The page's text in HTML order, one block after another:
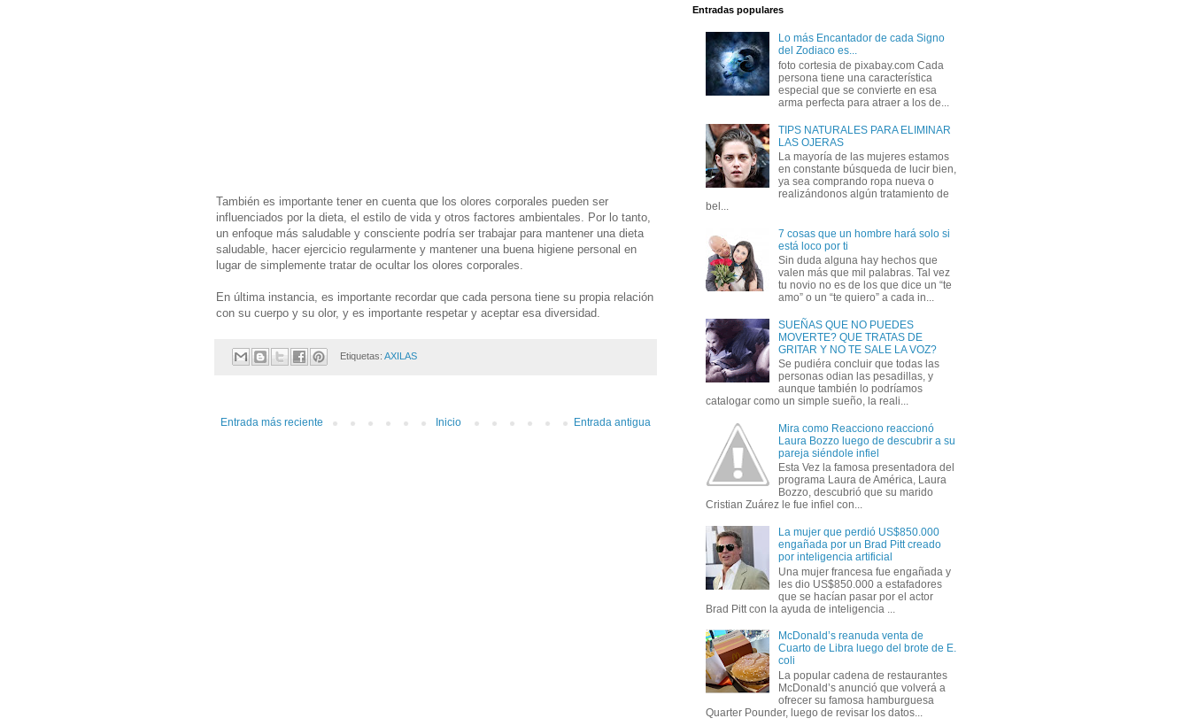
También es importante tener en cuenta que los olores corporales pueden ser
influenciados por la dieta, el estilo de vida y otros factores ambientales. Por lo tanto,
un enfoque más saludable y consciente podría ser trabajar para mantener una dieta
saludable, hacer ejercicio regularmente y mantener una buena higiene personal en
lugar de simplemente tratar de ocultar los olores corporales.
En última instancia, es importante recordar que cada persona tiene su propia relación
con su cuerpo y su olor, y es importante respetar y aceptar esa diversidad.
Etiquetas: AXILAS
Entrada más reciente Entrada antigua
Inicio
Entradas populares
Lo más Encantador de cada Signo
del Zodiaco es...
foto cortesia de pixabay.com Cada
persona tiene una característica
especial que se convierte en esa
arma perfecta para atraer a los de...
TIPS NATURALES PARA ELIMINAR
LAS OJERAS
La mayoría de las mujeres estamos
en constante búsqueda de lucir bien,
ya sea comprando ropa nueva o
realizándonos algún tratamiento de
bel...
7 cosas que un hombre hará solo si
está loco por ti
Sin duda alguna hay hechos que
valen más que mil palabras. Tal vez
tu novio no es de los que dice un “te
amo” o un “te quiero” a cada in...
SUEÑAS QUE NO PUEDES
MOVERTE? QUE TRATAS DE
GRITAR Y NO TE SALE LA VOZ?
Se pudiéra concluir que todas las
personas odian las pesadillas, y
aunque también lo podríamos
catalogar como un simple sueño, la reali...
Mira como Reacciono reaccionó
Laura Bozzo luego de descubrir a su
pareja siéndole infiel
Esta Vez la famosa presentadora del
programa Laura de América, Laura
Bozzo, descubrió que su marido
Cristian Zuárez le fue infiel con...
La mujer que perdió US$850.000
engañada por un Brad Pitt creado
por inteligencia artificial
Una mujer francesa fue engañada y
les dio US$850.000 a estafadores
que se hacían pasar por el actor
Brad Pitt con la ayuda de inteligencia ...
McDonald’s reanuda venta de
Cuarto de Libra luego del brote de E.
coli
La popular cadena de restaurantes
McDonald’s anunció que volverá a
ofrecer su famosa hamburguesa
Quarter Pounder, luego de revisar los datos...